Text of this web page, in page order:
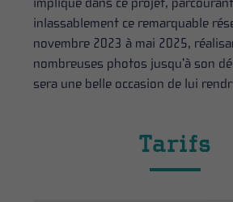
inlassablement ce remarquable
novembre 2023 à mai 2025,
nombreuses photos jusqu’à son
sera une belle occasion de lui
Tarifs